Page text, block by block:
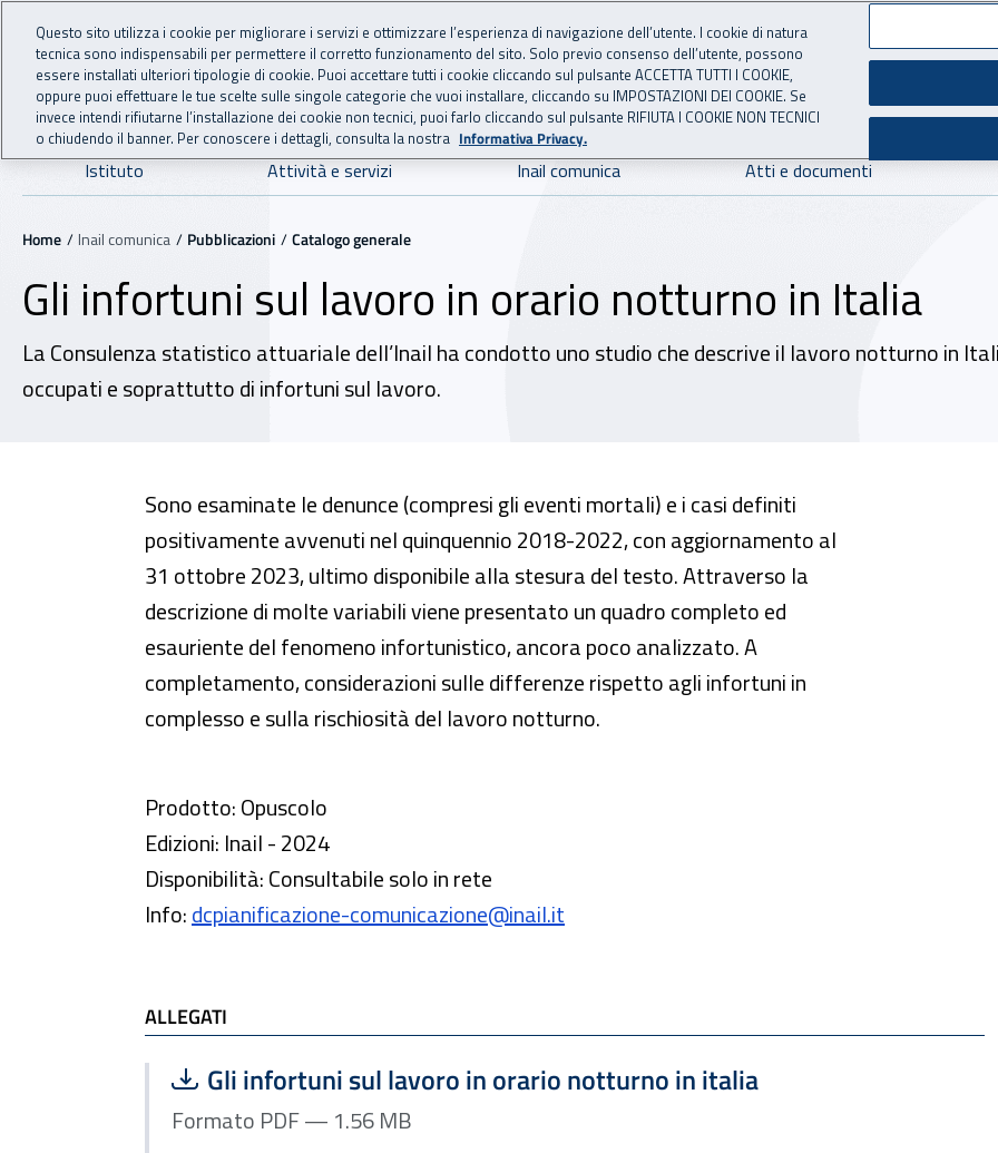
Vai al menu principale
Vai al contenuto principale
INAIL - Istituto Nazionale per l'Assicurazione
Navigazione principale
Istituto Attività e servizi Inail comunica Atti e documenti
Navigazione - Ti trovi in:
Home Inail comunica Pubblicazioni Catalogo generale
Gli infortuni sul lavoro in orario notturno in Italia
La Consulenza statistico attuariale dell’Inail ha condotto uno studio che descrive il lavoro notturno in
occupati e soprattutto di infortuni sul lavoro.
Sono esaminate le denunce (compresi gli eventi mortali) e i casi definiti
positivamente avvenuti nel quinquennio 2018-2022, con aggiornamento al
31 ottobre 2023, ultimo disponibile alla stesura del testo. Attraverso la
descrizione di molte variabili viene presentato un quadro completo ed
esauriente del fenomeno infortunistico, ancora poco analizzato. A
completamento, considerazioni sulle differenze rispetto agli infortuni in
complesso e sulla rischiosità del lavoro notturno.
Prodotto: Opuscolo
Edizioni: Inail - 2024
Disponibilità: Consultabile solo in rete
Info:dcpianificazione-comunicazione@inail.it
ALLEGATI
Scarica file:
Gli infortuni sul lavoro in orario notturno in italia
Formato PDF — Dimensione 1.56 MB
Formato PDF — 1.56 MB
Questo sito utilizza i cookie per migliorare i servizi e ottimizzare l’esperienza di navigazione dell’utente. I cookie di natura
tecnica sono indispensabili per permettere il corretto funzionamento del sito. Solo previo consenso dell’utente, possono
essere installati ulteriori tipologie di cookie. Puoi accettare tutti i cookie cliccando sul pulsante ACCETTA TUTTI I COOKIE,
oppure puoi effettuare le tue scelte sulle singole categorie che vuoi installare, cliccando su IMPOSTAZIONI DEI COOKIE. Se
invece intendi rifiutarne l’installazione dei cookie non tecnici, puoi farlo cliccando sul pulsante RIFIUTA I COOKIE NON TECNICI
o chiudendo il banner. Per conoscere i dettagli, consulta la nostra Informativa Privacy.